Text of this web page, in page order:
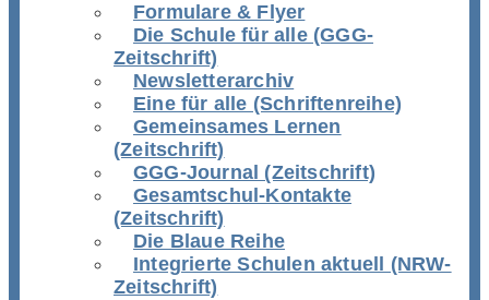
Formulare & Flyer
Die Schule für alle (GGG-
Zeitschrift)
Newsletterarchiv
Eine für alle (Schriftenreihe)
Gemeinsames Lernen
(Zeitschrift)
GGG-Journal (Zeitschrift)
Gesamtschul-Kontakte
(Zeitschrift)
Die Blaue Reihe
Integrierte Schulen aktuell (NRW-
Zeitschrift)